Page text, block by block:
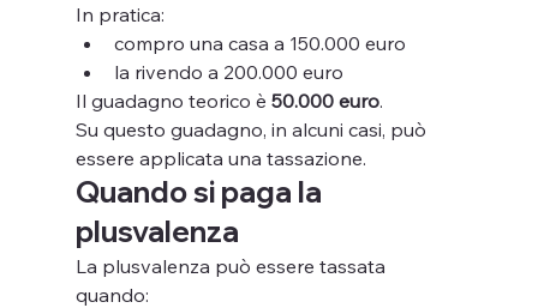
In pratica:
compro una casa a 150.000 euro
la rivendo a 200.000 euro
Il guadagno teorico è 50.000 euro.
Su questo guadagno, in alcuni casi, può
essere applicata una tassazione.
Quando si paga la
plusvalenza
La plusvalenza può essere tassata
quando: